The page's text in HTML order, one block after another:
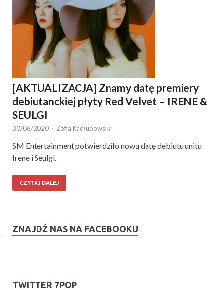
[AKTUALIZACJA] Znamy datę premiery
debiutanckiej płyty Red Velvet – IRENE &
SEULGI
30/06/2020 - Zofia Kadłubowska
SM Entertainment potwierdziło nową datę debiutu unitu
Irene i Seulgi.
CZYTAJ DALEJ
ZNAJDŹ NAS NA FACEBOOKU
TWITTER 7POP